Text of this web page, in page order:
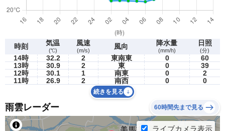
時刻 気温
(℃)
風速
(m/s) 風向 降水量
(mm/h)
日照
(分)
14時 32.2 2 東南東 0
60
13時
30.9 2 東 0
39
12時
30.1 1 南東 0
2
11時
26.9 2 南西 0 0
続きを見る
雨雲レーダー 60時間先まで見る